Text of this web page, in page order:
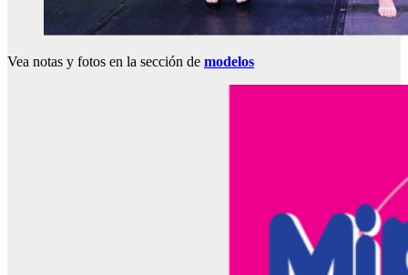
Vea notas y fotos en la sección de modelos